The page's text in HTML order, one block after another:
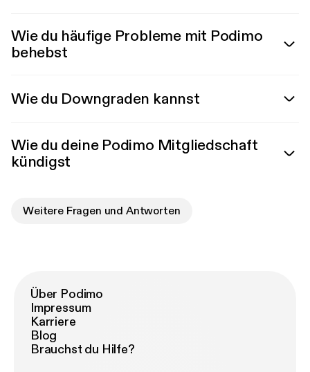
Wie du häufige Probleme mit Podimo
behebst
Wie du Downgraden kannst
Wie du deine Podimo Mitgliedschaft
kündigst
Weitere Fragen und Antworten
Über Podimo
Impressum
Karriere
Blog
Brauchst du Hilfe?